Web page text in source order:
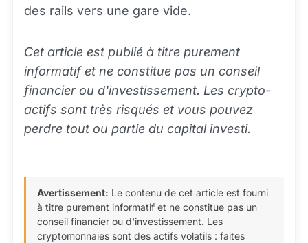
des rails vers une gare vide.
Cet article est publié à titre purement
informatif et ne constitue pas un conseil
financier ou d'investissement. Les crypto-
actifs sont très risqués et vous pouvez
perdre tout ou partie du capital investi.
Avertissement: Le contenu de cet article est fourni
à titre purement informatif et ne constitue pas un
conseil financier ou d'investissement. Les
cryptomonnaies sont des actifs volatils : faites